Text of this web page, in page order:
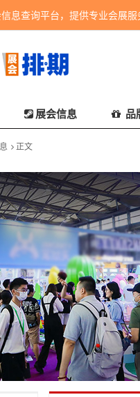
息查询平台，提供专业会展服
展会信息 品
正文